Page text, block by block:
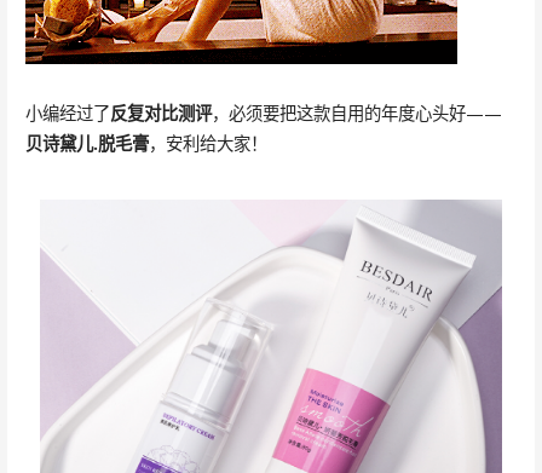
小编经过了反复对比测评，必须要把这款自用的年度心头好——
贝诗黛儿.脱毛膏，安利给大家！